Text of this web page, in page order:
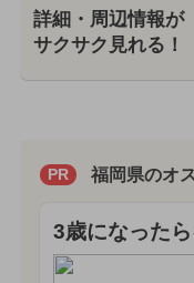
詳細・周辺情報が
サクサク見れる！
PR 福岡県のオ
3歳になった